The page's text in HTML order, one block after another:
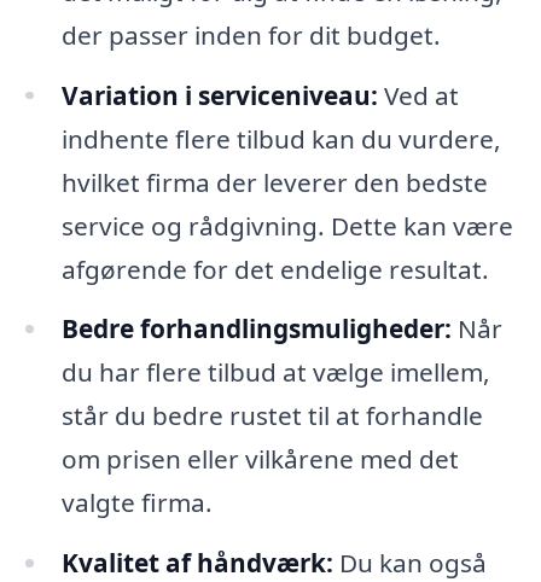
der passer inden for dit budget.
Variation i serviceniveau: Ved at
indhente flere tilbud kan du vurdere,
hvilket firma der leverer den bedste
service og rådgivning. Dette kan være
afgørende for det endelige resultat.
Bedre forhandlingsmuligheder: Når
du har flere tilbud at vælge imellem,
står du bedre rustet til at forhandle
om prisen eller vilkårene med det
valgte firma.
Kvalitet af håndværk: Du kan også